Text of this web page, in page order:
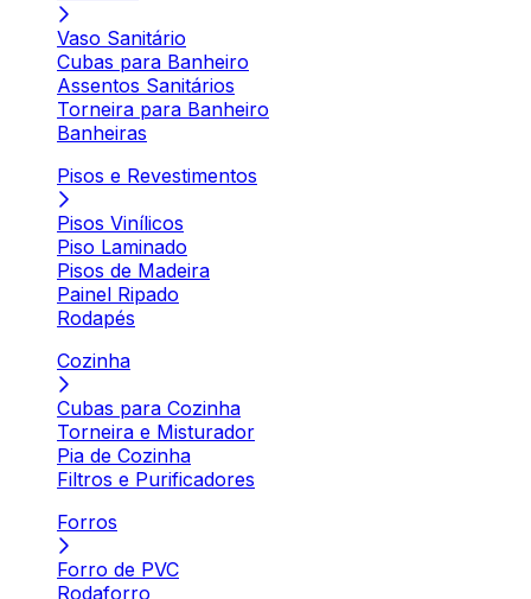
Vaso Sanitário
Cubas para Banheiro
Assentos Sanitários
Torneira para Banheiro
Banheiras
Pisos e Revestimentos
Pisos Vinílicos
Piso Laminado
Pisos de Madeira
Painel Ripado
Rodapés
Cozinha
Cubas para Cozinha
Torneira e Misturador
Pia de Cozinha
Filtros e Purificadores
Forros
Forro de PVC
Rodaforro